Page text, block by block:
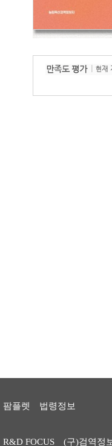
팜플렛
법령정보
R&D FOCUS
(구)검역정